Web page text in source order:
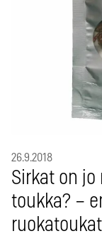
26.9.2018
Sirkat on jo
toukka? –